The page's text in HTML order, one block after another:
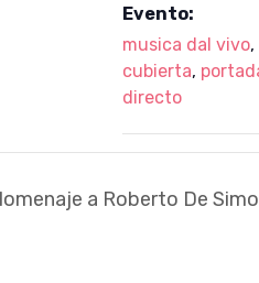
Evento:
musica dal vivo,
cubierta,
directo
a Roberto De